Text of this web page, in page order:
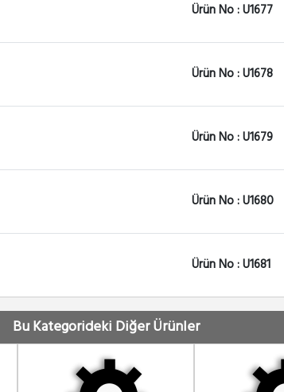
Ürün No : U1677
Ürün No : U1678
Ürün No : U1679
Ürün No : U1680
Ürün No : U1681
Ürün No : U1683
Bu Kategorideki Diğer Ürünler